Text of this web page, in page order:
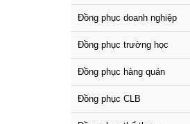
Đồng phục doanh nghiệp
Đồng phục trường học
Đồng phục hàng quán
Đồng phục CLB